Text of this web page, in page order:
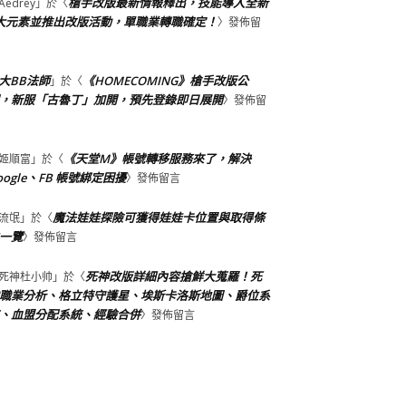
」於〈
元素並推出改版活動，單職業轉職確定！〉發佈留
BB法師」於〈 《HOMECOMING》槍手改版公
新服「古魯丁」加開，預先登錄即日展開〉發佈留
順富 」於〈 《天堂M》帳號轉移服務來了，解決
、FB 帳號綁定困擾〉發佈留言
氓」於〈魔法娃娃探險可獲得娃娃卡位置與取得條
覽〉發佈留言
神杜小帅 」於〈死神改版詳細內容搶鮮大蒐羅！死
業分析、格立特守護星、埃斯卡洛斯地圖、爵位系
血盟分配系統、經驗合併〉發佈留言